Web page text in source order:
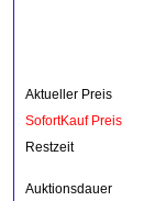
Aktueller Preis
SofortKauf Preis
Restzeit
Auktionsdauer